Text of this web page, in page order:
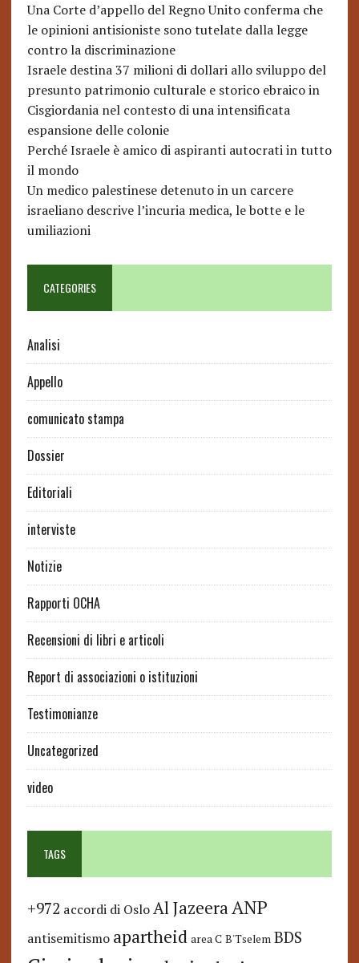
Una Corte d’appello del Regno Unito conferma che
le opinioni antisioniste sono tutelate dalla legge
contro la discriminazione
Israele destina 37 milioni di dollari allo sviluppo del
presunto patrimonio culturale e storico ebraico in
Cisgiordania nel contesto di una intensificata
espansione delle colonie
Perché Israele è amico di aspiranti autocrati in tutto
il mondo
Un medico palestinese detenuto in un carcere
israeliano descrive l’incuria medica, le botte e le
umiliazioni
CATEGORIES
Analisi
Appello
comunicato stampa
Dossier
Editoriali
interviste
Notizie
Rapporti OCHA
Recensioni di libri e articoli
Report di associazioni o istituzioni
Testimonianze
Uncategorized
video
TAGS
+972 accordi di Oslo Al JazeeraANP
antisemitismo apartheid area C B'Tselem BDS